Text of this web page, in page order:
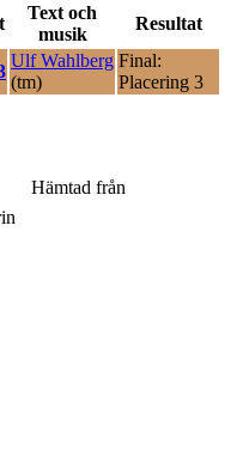
Text och
musik
Resultat
Ulf Wahlberg
(tm)
Final:
Placering 3
Hämtad från